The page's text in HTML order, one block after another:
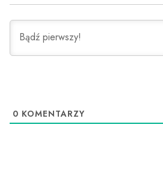
0 KOMENTARZY